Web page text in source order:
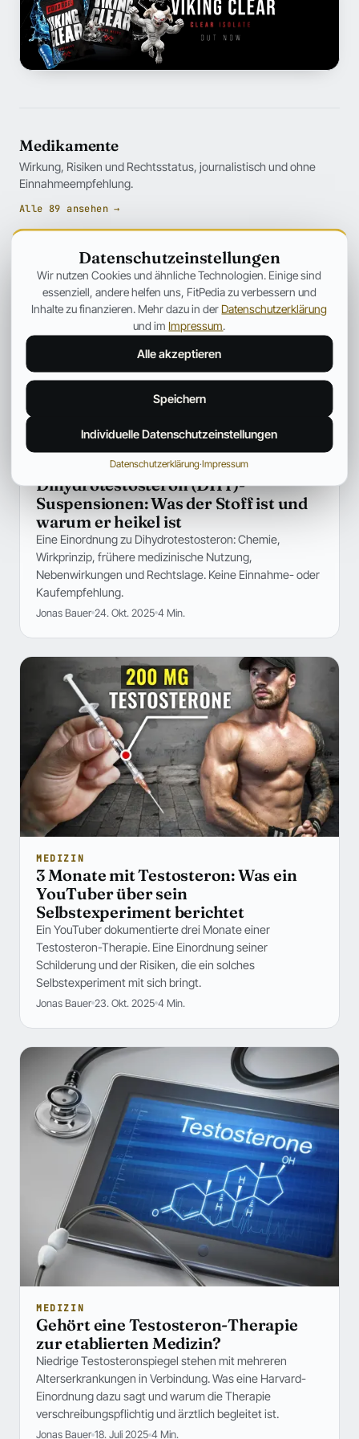
Medikamente
Wirkung, Risiken und Rechtsstatus, journalistisch und ohne
Einnahmeempfehlung.
Alle 89 ansehen →
Dihydrotestosteron (DHT)-
Suspensionen: Was der Stoff ist und
warum er heikel ist
Eine Einordnung zu Dihydrotestosteron: Chemie,
Wirkprinzip, frühere medizinische Nutzung,
Nebenwirkungen und Rechtslage. Keine Einnahme- oder
Kaufempfehlung.
Jonas Bauer 24. Okt. 2025 4 Min.
MEDIZIN
3 Monate mit Testosteron: Was ein
YouTuber über sein
Selbstexperiment berichtet
Ein YouTuber dokumentierte drei Monate einer
Testosteron-Therapie. Eine Einordnung seiner
Schilderung und der Risiken, die ein solches
Selbstexperiment mit sich bringt.
Jonas Bauer 23. Okt. 2025 4 Min.
MEDIZIN
Gehört eine Testosteron-Therapie
zur etablierten Medizin?
Niedrige Testosteronspiegel stehen mit mehreren
Alterserkrankungen in Verbindung. Was eine Harvard-
Einordnung dazu sagt und warum die Therapie
verschreibungspflichtig und ärztlich begleitet ist.
Jonas Bauer 18. Juli 2025 4 Min.
Datenschutzeinstellungen
Wir nutzen Cookies und ähnliche Technologien. Einige sind
essenziell, andere helfen uns, FitPedia zu verbessern und
Inhalte zu finanzieren. Mehr dazu in der Datenschutzerklärung
und im Impressum
Alle akzeptieren
Speichern
Individuelle Datenschutzeinstellungen
Datenschutzerklärung·Impressum